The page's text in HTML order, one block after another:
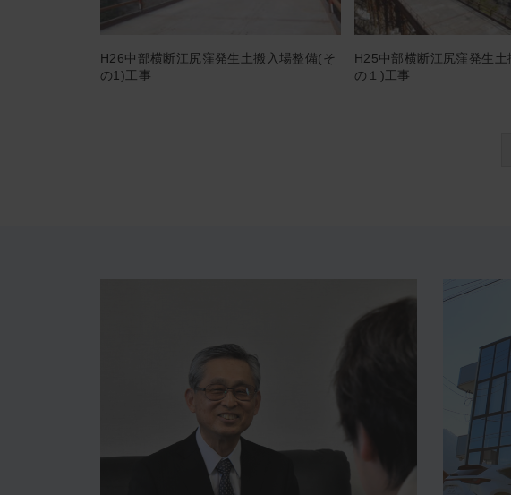
H26中部横断江尻窪発生土搬入場整備(そ
の1)工事
H25中部横断江尻窪発生土
の１)工事